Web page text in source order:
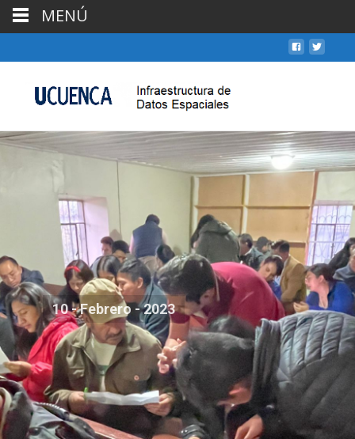
10 - Febrero - 2023
Socialización de los resultados del proyecto PPGIS en el GAD
San Joaquín.
MENÚ